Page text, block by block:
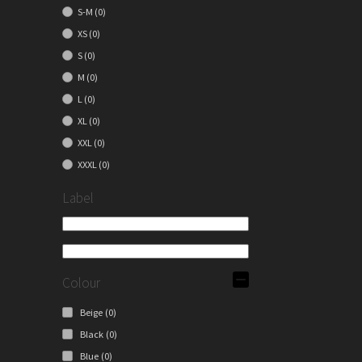
S-M (0)
XS (0)
S (0)
M (0)
L (0)
XL (0)
XXL (0)
XXXL (0)
Label
Colour
Beige (0)
Black (0)
Blue (0)